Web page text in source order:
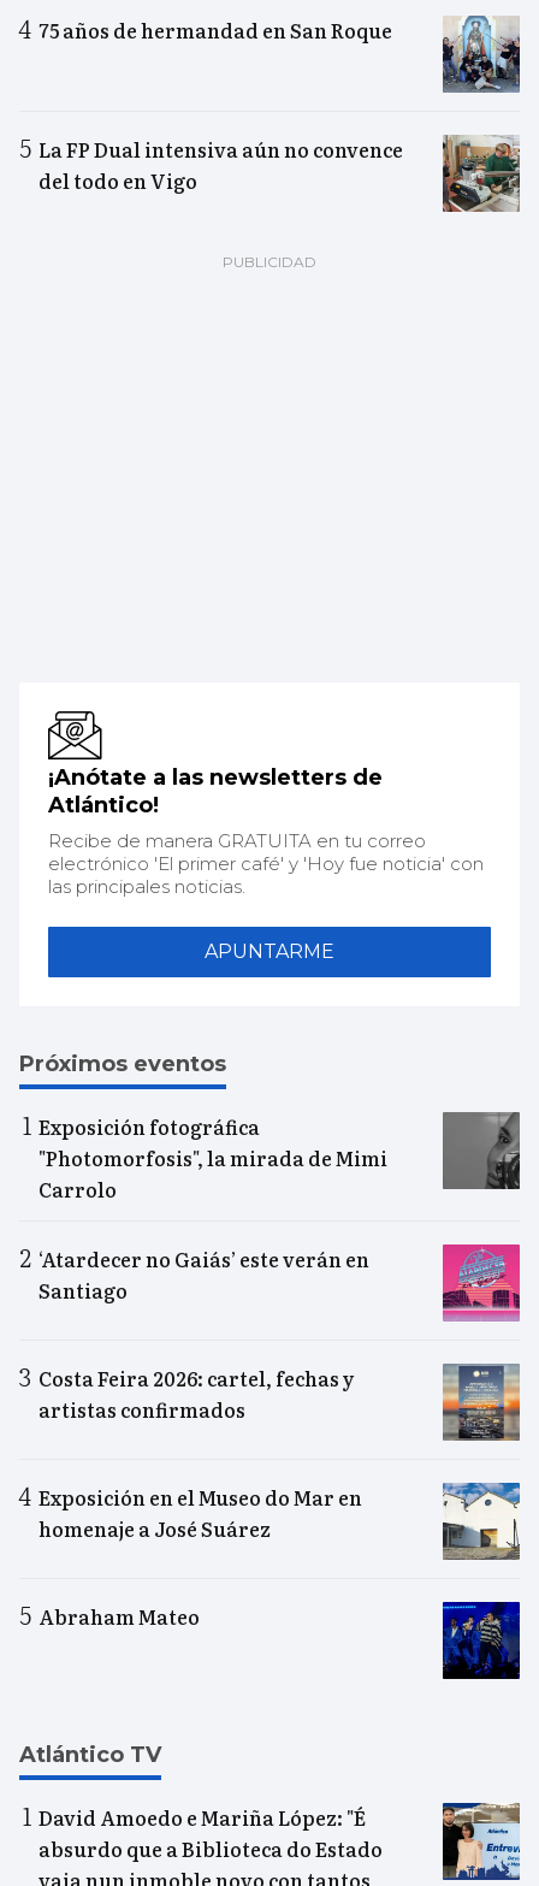
75 años de hermandad en San Roque
La FP Dual intensiva aún no convence
del todo en Vigo
¡Anótate a las newsletters de
Atlántico!
Recibe de manera GRATUITA en tu correo
electrónico 'El primer café' y 'Hoy fue noticia' con
las principales noticias.
APUNTARME
Próximos eventos
Exposición fotográfica
"Photomorfosis", la mirada de Mimi
Carrolo
‘Atardecer no Gaiás’ este verán en
Santiago
Costa Feira 2026: cartel, fechas y
artistas confirmados
Exposición en el Museo do Mar en
homenaje a José Suárez
Abraham Mateo
Atlántico TV
David Amoedo e Mariña López: "É
absurdo que a Biblioteca do Estado